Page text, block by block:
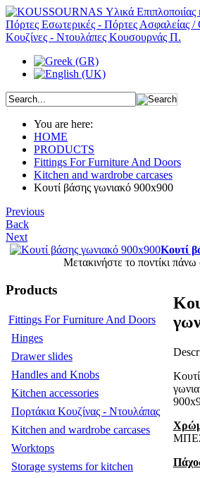
You are here:
HOME
PRODUCTS
Fittings For Furniture And Doors
Kitchen and wardrobe carcases
Κουτί βάσης γωνιακό 900x900
Previous
Back
Next
Κουτί
Μετακινήστε το ποντίκι πάνω
Products
Fittings For Furniture And Doors
Hinges
Drawer slides
Handles and Knobs
Kitchen accessories
Πορτάκια Κουζίνας - Ντουλάπας
Kitchen and wardrobe carcases
Worktops
Storage systems for kitchen